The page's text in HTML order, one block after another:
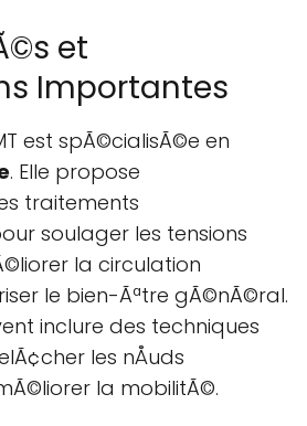
et
Importantes
est spÃ©cialisÃ©e en
. Elle propose
traitements
soulager les tensions
la circulation
le bien-Ãªtre gÃ©nÃ©ral.
inclure des techniques
les nÅuds
la mobilitÃ©.